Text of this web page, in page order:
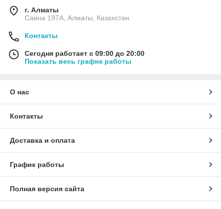
г. Алматы
Саина 197А, Алматы, Казахстан
Контакты
Сегодня работает с 09:00 до 20:00
Показать весь график работы
О нас
Контакты
Доставка и оплата
График работы
Полная версия сайта